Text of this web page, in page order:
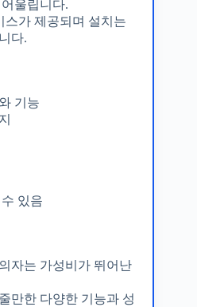
울립니다.
스가 제공되며 설치는
다.
기능
있음
자는 가성비가 뛰어난
만한 다양한 기능과 성